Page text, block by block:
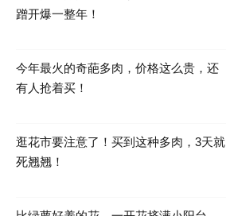
蹭开爆一整年！
今年最火的奇葩多肉，价格这么贵，还
有人抢着买！
逛花市要注意了！买到这种多肉，3天就
死翘翘！